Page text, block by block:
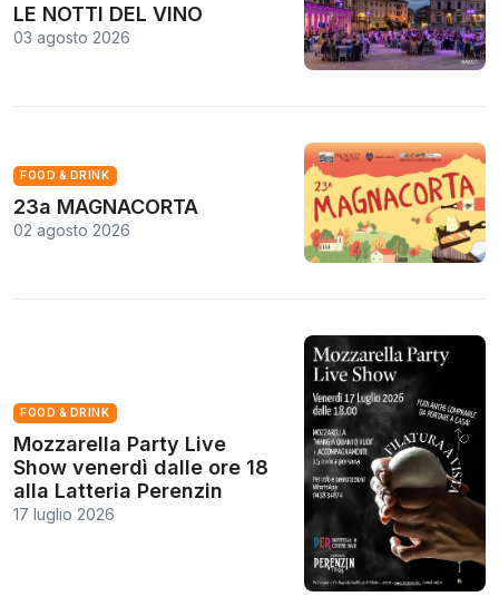
LE NOTTI DEL VINO
03 agosto 2026
FOOD & DRINK
23a MAGNACORTA
02 agosto 2026
FOOD & DRINK
Mozzarella Party Live
Show venerdì dalle ore 18
alla Latteria Perenzin
17 luglio 2026